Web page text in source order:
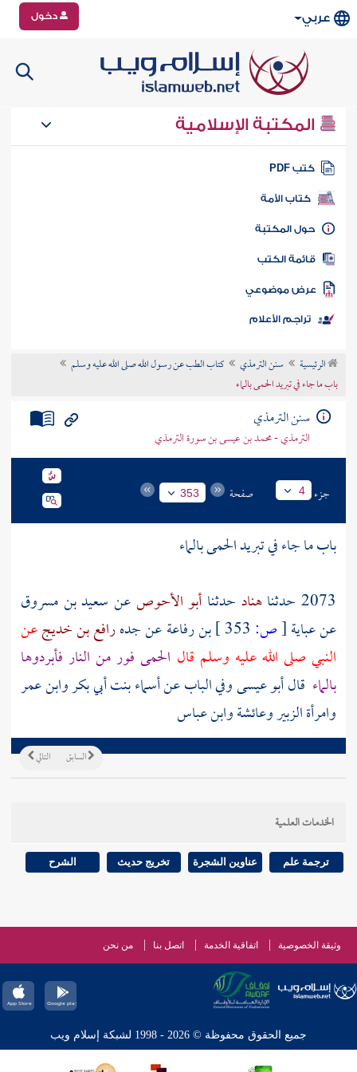
عربي دخول
المكتبة الإسلامية
كتب PDF
كتاب الأمة
المكتبة
الكتب
موضوعي
تراجم الأعلام
الرئيسية سنن الترمذي
كتاب الطب عن رسول الله صلى الله عليه وسلم
باب ما جاء في تبريد الحمى بالماء
سنن الترمذي
الترمذي - محمد بن عيسى بن سورة الترمذي
جزء 4 صفحة 353
باب ما جاء في تبريد الحمى بالماء
2073 حدثنا
هناد حدثنا أبو الأحوصعن سعيد بن مسروق
عنعباية[ص: بن رفاعةعن جدهرافع بن خديجعن
النبي صلى الله عليه وسلم قال الحمى فور من النار فأبردوها
بالماء قال أبو عيسى وفي الباب عن أسماء بنت أبي بكر وابن عمر
وامرأة الزبير وعائشة وابن عباس
التالي السابق
الخدمات العلمية
ترجمة علم عناوين الشجرة تخريج حديث الشرح
وثيقة الخصوصية اتفاقية الخدمة اتصل بنا من نحن
جميع الحقوق محفوظة © 2026 - 1998 لشبكة إسلام ويب